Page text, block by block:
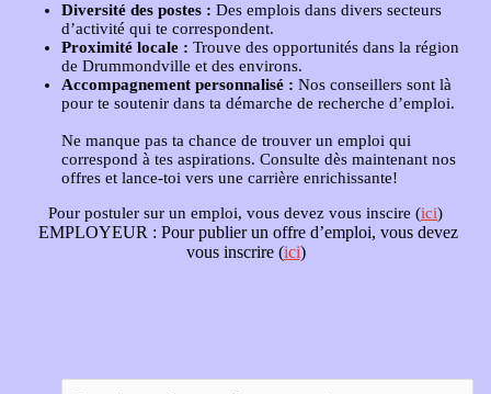
Diversité des postes : Des emplois dans divers secteurs
d’activité qui te correspondent.
Proximité locale : Trouve des opportunités dans la région
de Drummondville et des environs.
Accompagnement personnalisé : Nos conseillers sont là
pour te soutenir dans ta démarche de recherche d’emploi.
Ne manque pas ta chance de trouver un emploi qui
correspond à tes aspirations. Consulte dès maintenant nos
offres et lance-toi vers une carrière enrichissante!
Pour postuler sur un emploi, vous devez vous inscire (ici)
EMPLOYEUR : Pour publier un offre d’emploi, vous devez
vous inscrire (ici)